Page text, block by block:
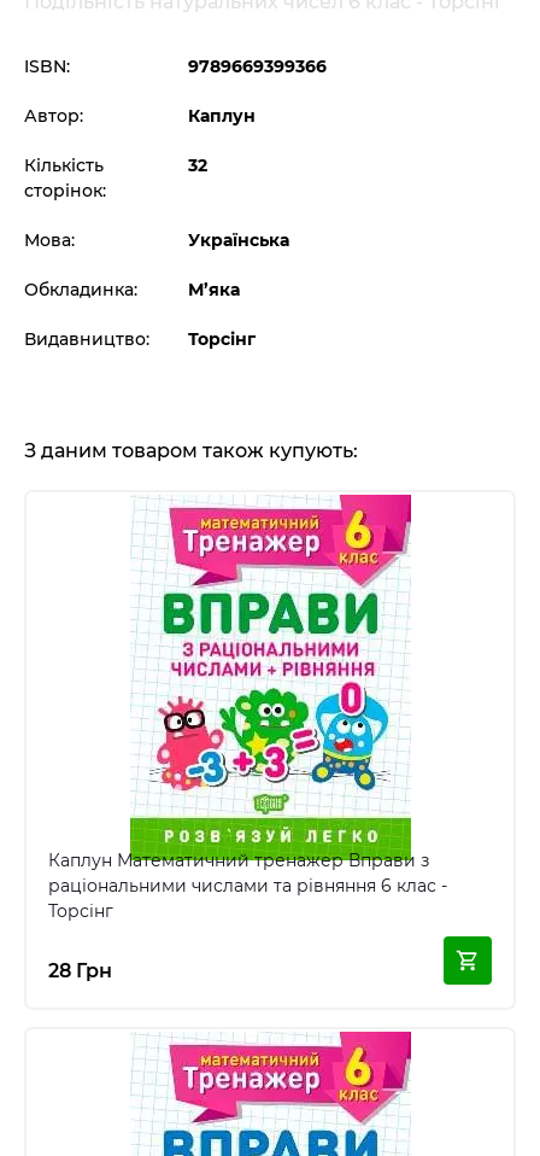
ISBN: 9789669399366
Автор: Каплун
Кількість
сторінок:
32
Мова: Українська
Обкладинка: М’яка
Видавництво: Торсінг
З даним товаром також купують:
Каплун Математичний тренажер Вправи з
раціональними числами та рівняння 6 клас -
Торсінг
28 Грн